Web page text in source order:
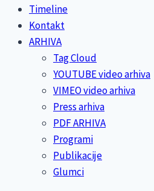
Timeline
Kontakt
ARHIVA
Tag Cloud
YOUTUBE video arhiva
VIMEO video arhiva
Press arhiva
PDF ARHIVA
Programi
Publikacije
Glumci